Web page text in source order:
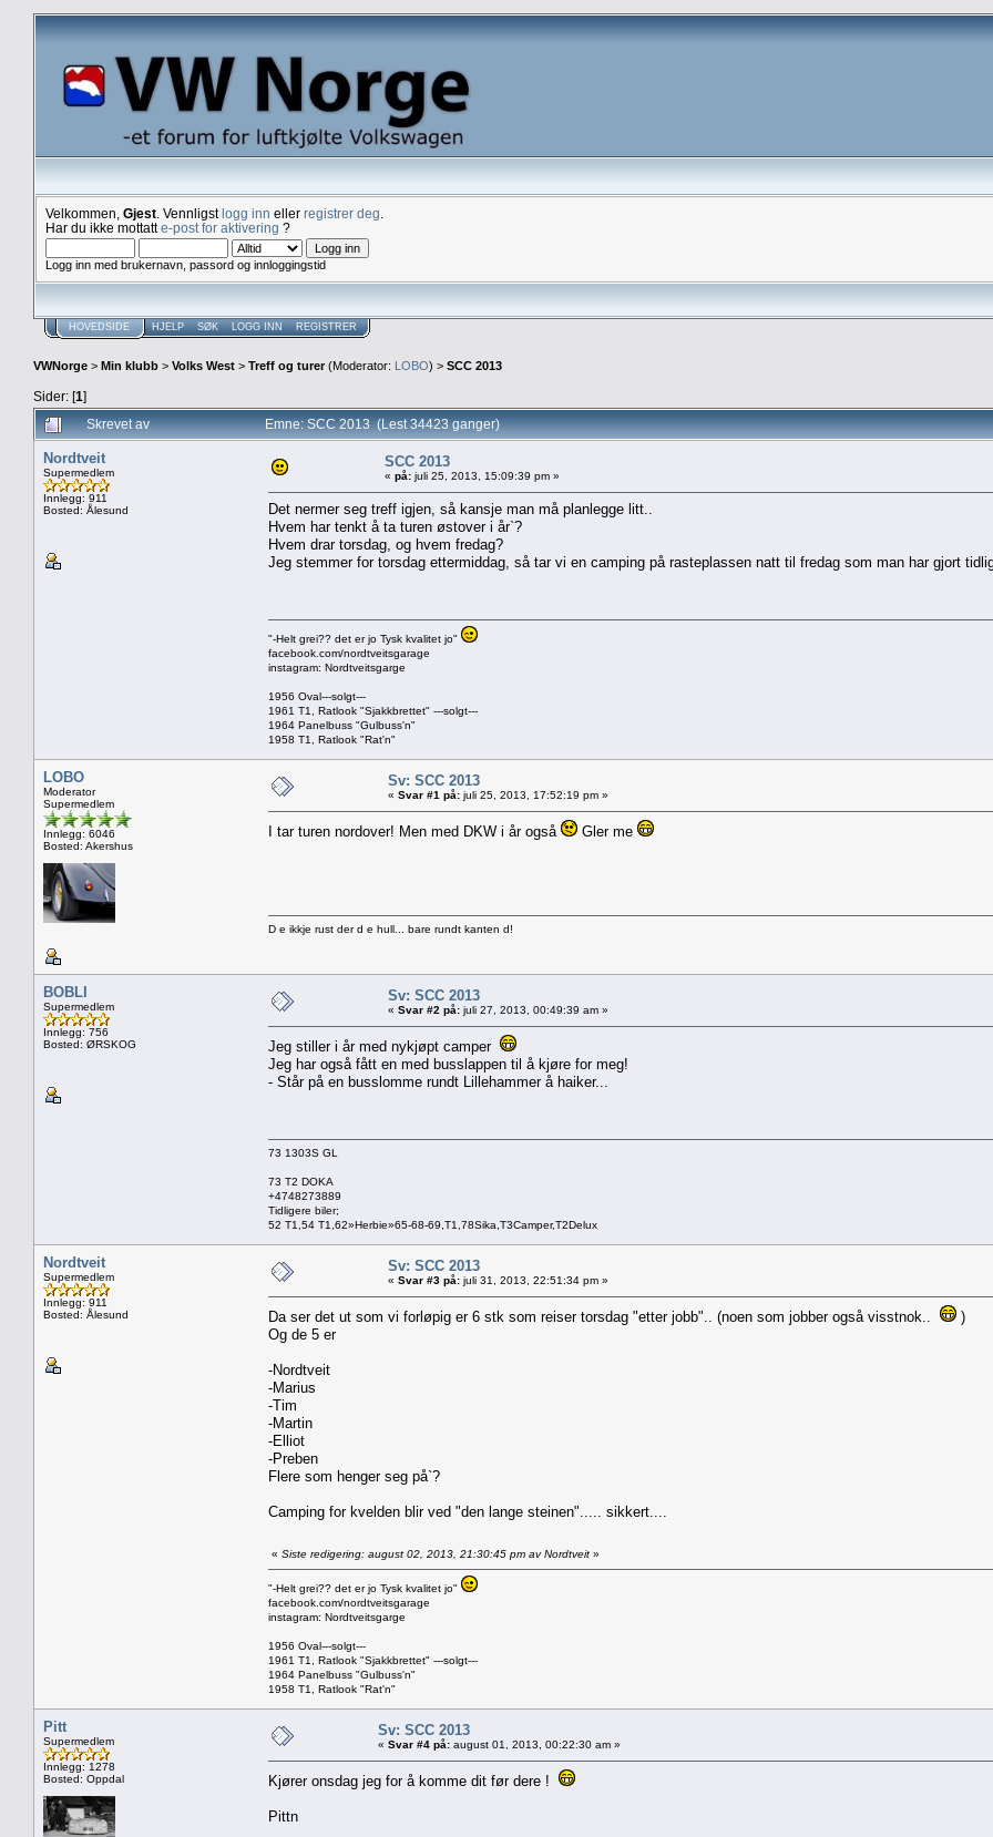
Velkommen, Gjest . Vennligstlogg inn eller registrer deg
Har du ikke mottatte-post for aktivering ?
Logg inn med brukernavn, passord og innloggingstid
HOVEDSIDE HJELP SØK LOGG INN REGISTRER
VWNorge > Min klubb > Volks West > Treff og turer(Moderator: LOBO) > SCC 2013
Sider: [1]
Skrevet av Emne: SCC 2013 (Lest 34423 ganger)
Nordtveit
Supermedlem
Innlegg: 911
Bosted: Ålesund
SCC 2013
« på: juli 25, 2013, 15:09:39 pm »
Det nermer seg treff igjen, så kansje man må planlegge litt..
Hvem har tenkt å ta turen østover i år`?
Hvem drar torsdag, og hvem fredag?
Jeg stemmer for torsdag ettermiddag, så tar vi en camping på rasteplassen natt til fredag som man har gjort
"-Helt grei?? det er jo Tysk kvalitet jo"
facebook.com/nordtveitsgarage
instagram: Nordtveitsgarge
1956 Oval---solgt---
1961 T1, Ratlook "Sjakkbrettet" ---solgt---
1964 Panelbuss "Gulbuss'n"
1958 T1, Ratlook "Rat'n"
LOBO
Moderator
Supermedlem
Innlegg: 6046
Bosted: Akershus
Sv: SCC 2013
« Svar #1 på: juli 25, 2013, 17:52:19 pm »
I tar turen nordover! Men med DKW i år også Gler me
D e ikkje rust der d e hull... bare rundt kanten d!
BOBLI
Supermedlem
Innlegg: 756
Bosted: ØRSKOG
Sv: SCC 2013
« Svar #2 på: juli 27, 2013, 00:49:39 am »
Jeg stiller i år med nykjøpt camper
Jeg har også fått en med busslappen til å kjøre for meg!
- Står på en busslomme rundt Lillehammer å haiker...
73 1303S GL
73 T2 DOKA
+4748273889
Tidligere biler;
52 T1,54 T1,62»Herbie»65-68-69,T1,78Sika,T3Camper,T2Delux
Nordtveit
Supermedlem
Innlegg: 911
Bosted: Ålesund
Sv: SCC 2013
« Svar #3 på: juli 31, 2013, 22:51:34 pm »
Da ser det ut som vi forløpig er 6 stk som reiser torsdag "etter jobb".. (noen som jobber også visstnok..
)
Og de 5 er
-Nordtveit
-Marius
-Tim
-Martin
-Elliot
-Preben
Flere som henger seg på`?
Camping for kvelden blir ved "den lange steinen"..... sikkert....
« Siste redigering: august 02, 2013, 21:30:45 pm av Nordtveit »
"-Helt grei?? det er jo Tysk kvalitet jo"
facebook.com/nordtveitsgarage
instagram: Nordtveitsgarge
1956 Oval---solgt---
1961 T1, Ratlook "Sjakkbrettet" ---solgt---
1964 Panelbuss "Gulbuss'n"
1958 T1, Ratlook "Rat'n"
Pitt
Supermedlem
Innlegg: 1278
Bosted: Oppdal
Sv: SCC 2013
« Svar #4 på: august 01, 2013, 00:22:30 am »
Kjører onsdag jeg for å komme dit før dere !
Pittn